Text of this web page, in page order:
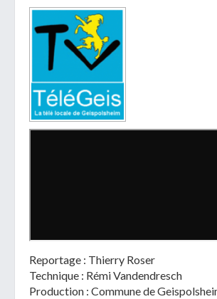
Reportage : Thierry Roser
Technique : Rémi Vandendresch
Production : Commune de